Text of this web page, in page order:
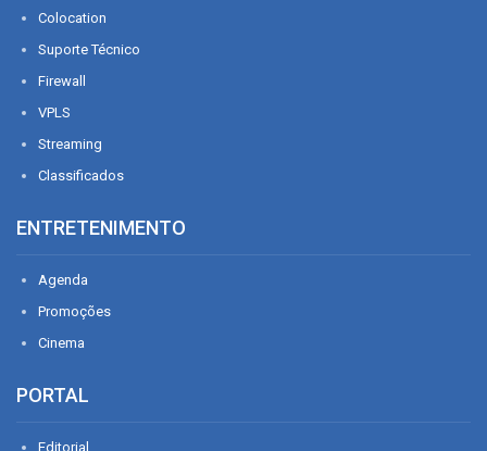
Colocation
Suporte Técnico
Firewall
VPLS
Streaming
Classificados
ENTRETENIMENTO
Agenda
Promoções
Cinema
PORTAL
Editorial